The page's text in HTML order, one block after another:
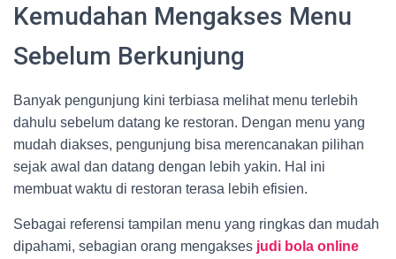
Kemudahan Mengakses Menu
Sebelum Berkunjung
Banyak pengunjung kini terbiasa melihat menu terlebih
dahulu sebelum datang ke restoran. Dengan menu yang
mudah diakses, pengunjung bisa merencanakan pilihan
sejak awal dan datang dengan lebih yakin. Hal ini
membuat waktu di restoran terasa lebih efisien.
Sebagai referensi tampilan menu yang ringkas dan mudah
dipahami, sebagian orang mengakses judi bola online